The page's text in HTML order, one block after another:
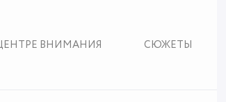
ВНИМАНИЯ СЮЖЕТЫ